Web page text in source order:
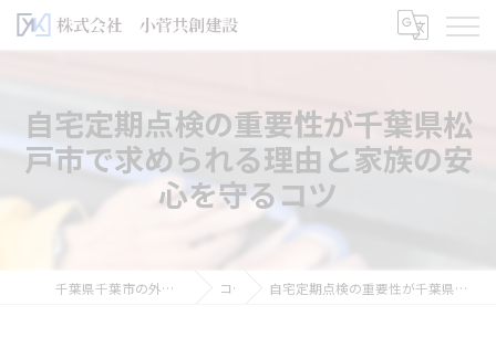
自宅定期点検の重要性が千葉県松
戸市で求められる理由と家族の安
心を守るコツ
千葉県千葉市の外壁塗装なら株式会社小菅共創建設 コラム 自宅定期点検の重要性が千葉県松戸市で求められる理由と家族の安心を守るコツ